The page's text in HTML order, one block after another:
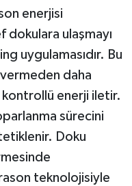
enerjisi
dokulara ulaşmayı
uygulamasıdır. Bu
daha
kontrollü enerji iletir.
sürecini
Doku
teknolojisiyle